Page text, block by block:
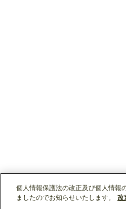
個人情報保護法の改正及び個人情報
ましたのでお知らせいたします。
改